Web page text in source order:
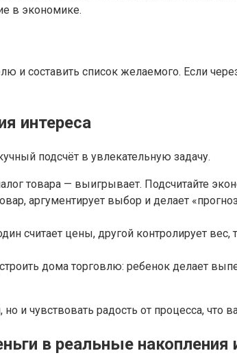
в экономике.
и составить список желаемого. Если
интереса
подсчёт в увлекательную задачу.
товара — выигрывает. Подсчитайте
аргументирует выбор и делает
считает цены, другой контролирует
дома торговлю: ребенок делает
и чувствовать радость от процесса,
в реальные накопления